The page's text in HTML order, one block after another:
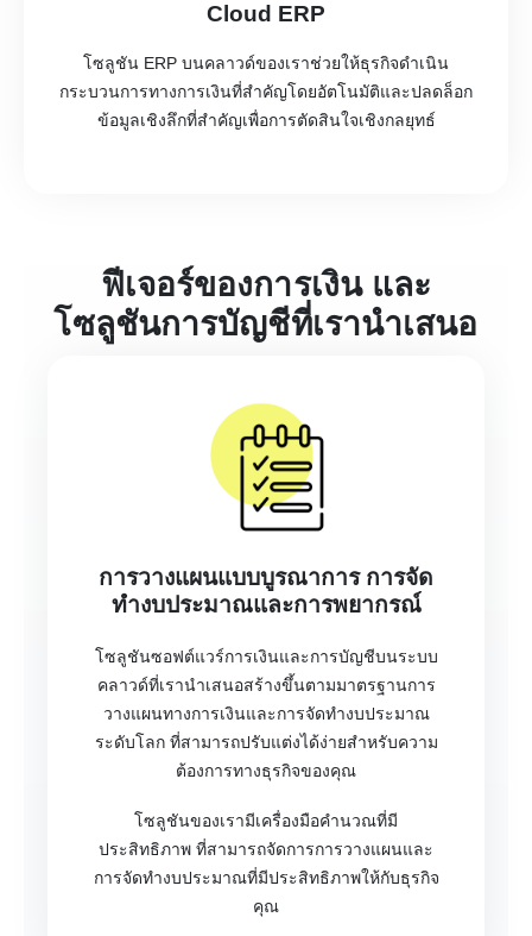
Cloud ERP
โซลูชัน ERP บนคลาวด์ของเราช่วยให้ธุรกิจดำเนิน
กระบวนการทางการเงินที่สำคัญโดยอัตโนมัติและปลดล็อก
ข้อมูลเชิงลึกที่สำคัญเพื่อการตัดสินใจเชิงกลยุทธ์
ฟีเจอร์ของการเงิน และ
โซลูชันการบัญชีที่เรานำเสนอ
การวางแผนแบบบูรณาการ การจัด
ทำงบประมาณและการพยากรณ์
โซลูชันซอฟต์แวร์การเงินและการบัญชีบนระบบ
คลาวด์ที่เรานำเสนอสร้างขึ้นตามมาตรฐานการ
วางแผนทางการเงินและการจัดทำงบประมาณ
ระดับโลก ที่สามารถปรับแต่งได้ง่ายสำหรับความ
ต้องการทางธุรกิจของคุณ
โซลูชันของเรามีเครื่องมือคำนวณที่มี
ประสิทธิภาพ ที่สามารถจัดการการวางแผนและ
การจัดทำงบประมาณที่มีประสิทธิภาพให้กับธุรกิจ
คุณ